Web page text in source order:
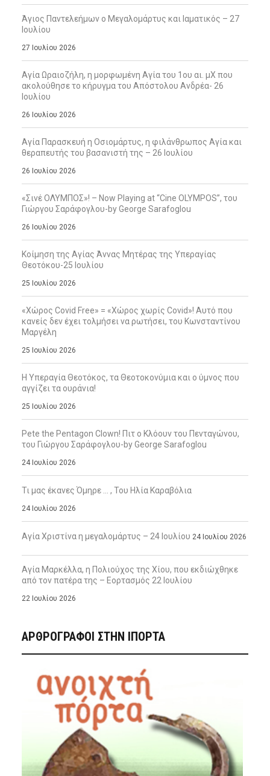
Άγιος Παντελεήμων ο Μεγαλομάρτυς και Ιαματικός – 27
Ιουλίου
27 Ιουλίου 2026
Αγία Ωραιοζήλη, η μορφωμένη Αγία του 1ου αι. μΧ που
ακολούθησε το κήρυγμα του Απόστολου Ανδρέα- 26
Ιουλίου
26 Ιουλίου 2026
Αγία Παρασκευή η Οσιομάρτυς, η φιλάνθρωπος Αγία και
θεραπευτής του βασανιστή της – 26 Ιουλίου
26 Ιουλίου 2026
«Σινέ ΟΛΥΜΠΟΣ»! – Now Playing at “Cine OLYMPOS”, του
Γιώργου Σαράφογλου-by George Sarafoglou
26 Ιουλίου 2026
Κοίμηση της Αγίας Άννας Μητέρας της Υπεραγίας
Θεοτόκου-25 Ιουλίου
25 Ιουλίου 2026
«Χώρος Covid Free» = «Χώρος χωρίς Covid»! Αυτό που
κανείς δεν έχει τολμήσει να ρωτήσει, του Κωνσταντίνου
Μαργέλη
25 Ιουλίου 2026
Η Υπεραγία Θεοτόκος, τα Θεοτοκονύμια και ο ύμνος που
αγγίζει τα ουράνια!
25 Ιουλίου 2026
Pete the Pentagon Clown! Πιτ ο Κλόουν του Πενταγώνου,
του Γιώργου Σαράφογλου-by George Sarafoglou
24 Ιουλίου 2026
Τι μας έκανες Όμηρε … , Του Ηλία Καραβόλια
24 Ιουλίου 2026
Αγία Χριστίνα η μεγαλομάρτυς – 24 Ιουλίου 24 Ιουλίου 2026
Αγία Μαρκέλλα, η Πολιούχος της Χίου, που εκδιώχθηκε
από τον πατέρα της – Εορτασμός 22 Ιουλίου
22 Ιουλίου 2026
ΑΡΘΡΟΓΡΑΦΟΙ ΣΤΗΝ IΠΟΡΤΑ